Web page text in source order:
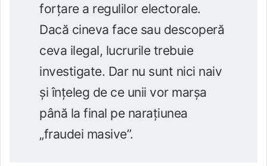
forțare a regulilor electorale.
Dacă cineva face sau descoperă
ceva ilegal, lucrurile trebuie
investigate. Dar nu sunt nici naiv
și înțeleg de ce unii vor marșa
până la final pe narațiunea
„fraudei masive”.